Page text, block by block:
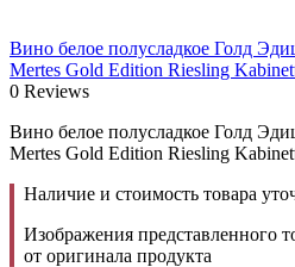
Вино белое полусладкое Голд
Mertes Gold Edition Riesling
0 Reviews
Вино белое полусладкое Голд
Mertes Gold Edition Riesling
Наличие и стоимость товара
Изображения представленного
от оригинала продукта